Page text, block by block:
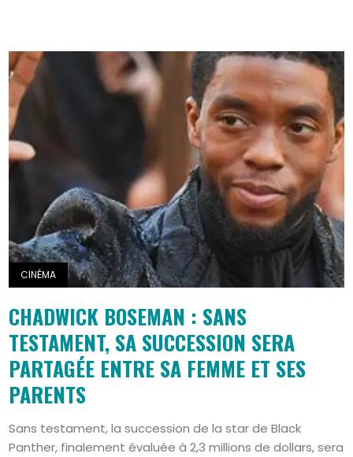
CINÉMA
CHADWICK BOSEMAN : SANS
TESTAMENT, SA SUCCESSION SERA
PARTAGÉE ENTRE SA FEMME ET SES
PARENTS
Sans testament, la succession de la star de Black
Panther, finalement évaluée à 2,3 millions de dollars, sera